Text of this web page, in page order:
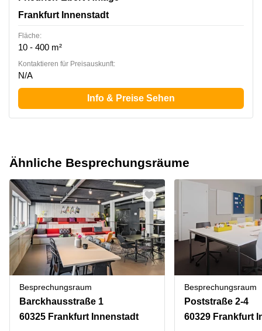
Frankfurt Innenstadt
Fläche:
10 - 400 m²
Kontaktieren für Preisauskunft:
N/A
Info & Preise Sehen
Ähnliche Besprechungsräume
Besprechungsraum
Barckhausstraße 1
60325 Frankfurt Innenstadt
Besprechungsraum
Poststraße 2-4
60329 Frankfurt